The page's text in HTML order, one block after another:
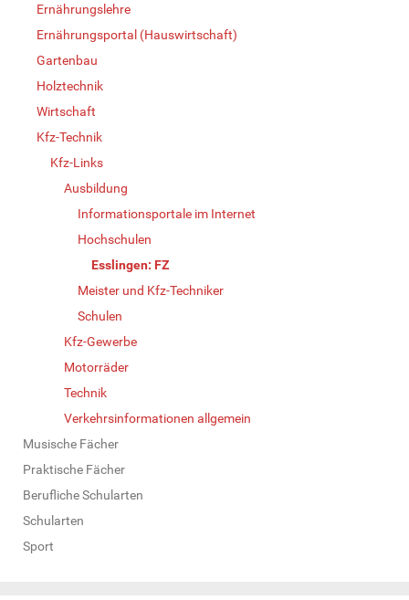
Ernährungslehre
Ernährungsportal (Hauswirtschaft)
Gartenbau
Holztechnik
Wirtschaft
Kfz-Technik
Kfz-Links
Ausbildung
Informationsportale im Internet
Hochschulen
Esslingen: FZ
Meister und Kfz-Techniker
Schulen
Kfz-Gewerbe
Motorräder
Technik
Verkehrsinformationen allgemein
Musische Fächer
Praktische Fächer
Berufliche Schularten
Schularten
Sport